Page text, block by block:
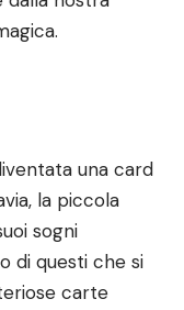
una card
la piccola
sogni
di questi che si
carte